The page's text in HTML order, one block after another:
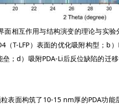
面相互作用与结构演变的理论与实
（T-LFP）表面的优化吸附构型；b
；d）吸附PDA-Li后反位缺陷的迁
表面构筑了10-15 nm厚的PDA功